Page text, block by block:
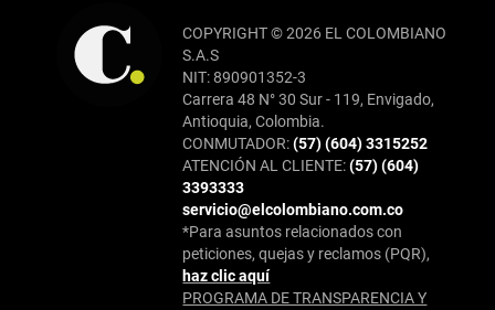
COPYRIGHT © 2026 EL COLOMBIANO
S.A.S
NIT: 890901352-3
Carrera 48 N° 30 Sur - 119, Envigado,
Antioquia, Colombia.
CONMUTADOR:(57) (604) 3315252
ATENCIÓN AL CLIENTE:(57) (604)
3393333
servicio@elcolombiano.com.co
*Para asuntos relacionados con
peticiones, quejas y reclamos (PQR),
haz clic aquí
PROGRAMA DE TRANSPARENCIA Y